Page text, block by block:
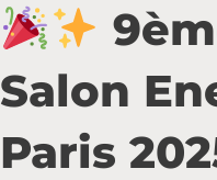
Salon
Paris